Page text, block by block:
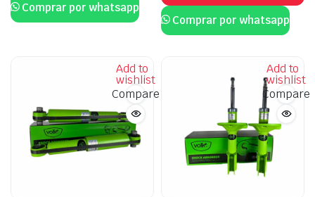
Comprar por whatsapp
Comprar por whatsapp
Add to
wishlist
Compare
Add to
wishlist
Compare